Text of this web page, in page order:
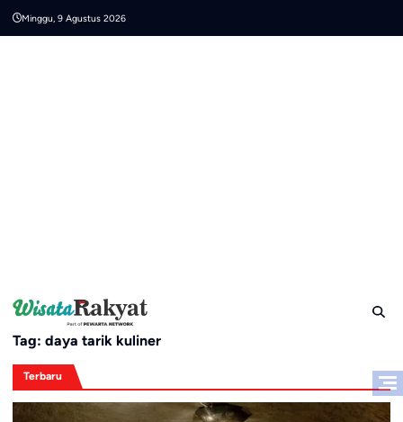
Minggu, 9 Agustus 2026
Tag: daya tarik kuliner
Terbaru